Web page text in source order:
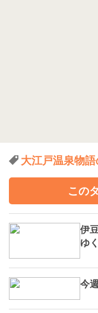
大江戸温泉物
この
伊
ゆ
今